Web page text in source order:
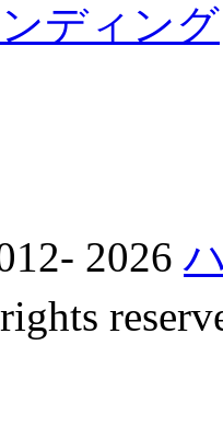
ディング
2026